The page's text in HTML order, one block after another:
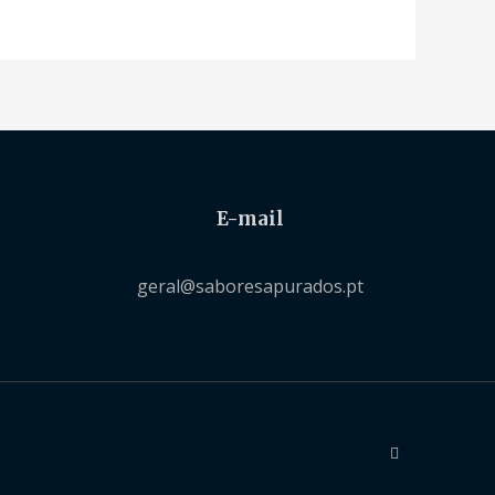
E-mail
geral@saboresapurados.pt